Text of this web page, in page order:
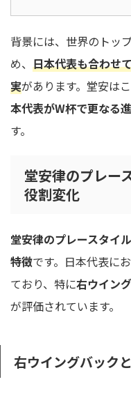
背景には、世界のトッ
め、 日本代表も合わせ
実があります。堂安は
本代表がW杯で更なる
す。
堂安律のプレー
役割変化
堂安律のプレースタイ
特徴です。日本代表に
ており、特に右ウイン
が評価されています。
右ウイングバック